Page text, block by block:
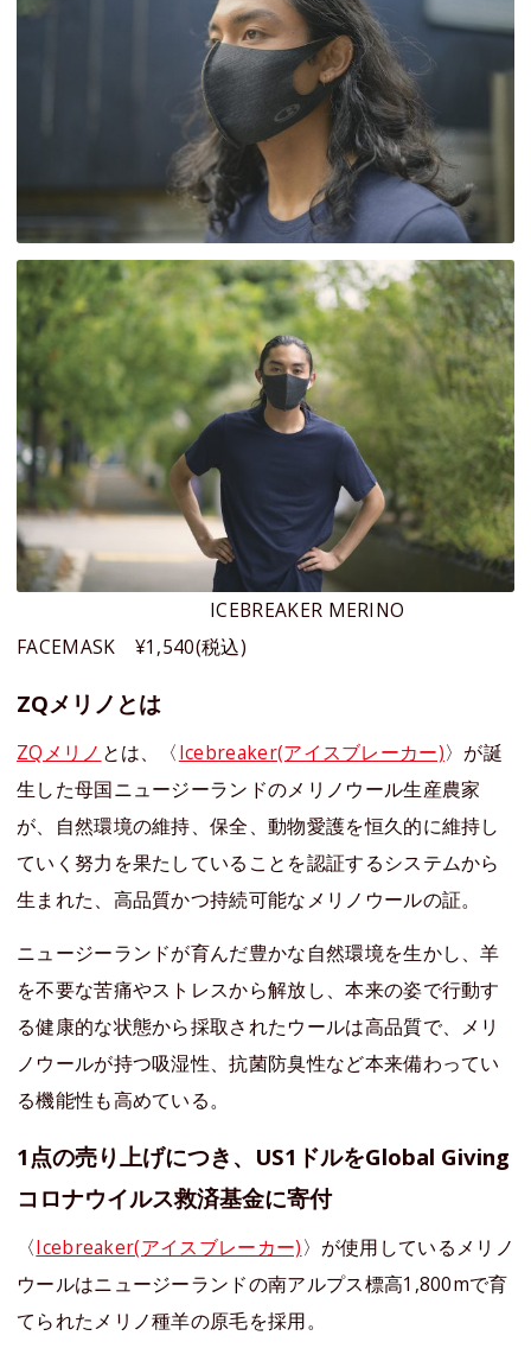
ICEBREAKER MERINO
FACEMASK ¥1,540(税込)
ZQメリノとは
ZQメリノ とは、〈Icebreaker(アイスブレーカー)〉が誕
生した母国ニュージーランドのメリノウール生産農家
が、自然環境の維持、保全、動物愛護を恒久的に維持し
ていく努力を果たしていることを認証するシステムから
生まれた、高品質かつ持続可能なメリノウールの証。
ニュージーランドが育んだ豊かな自然環境を生かし、羊
を不要な苦痛やストレスから解放し、本来の姿で行動す
る健康的な状態から採取されたウールは高品質で、メリ
ノウールが持つ吸湿性、抗菌防臭性など本来備わってい
る機能性も高めている。
1点の売り上げにつき、US1ドルをGlobal Giving
コロナウイルス救済基金に寄付
〈Icebreaker(アイスブレーカー)〉が使用しているメリノ
ウールはニュージーランドの南アルプス標高1,800mで育
てられたメリノ種羊の原毛を採用。